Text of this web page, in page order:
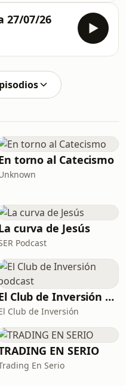
27/07/26
torno al Catecismo
curva de Jesús
Podcast
El Club de Inversión podcast
Club de Inversión
EN SERIO
En Serio